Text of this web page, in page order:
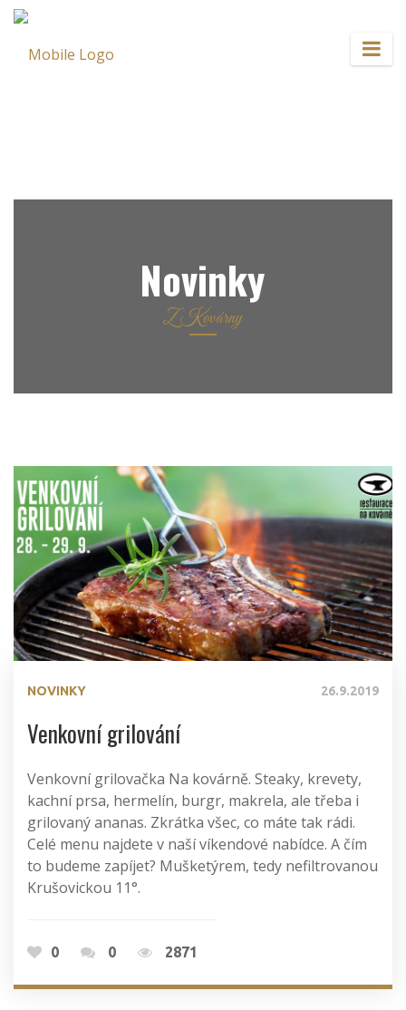
Novinky
Z Kovárny
NOVINKY 26.9.2019
Venkovní grilování
Venkovní grilovačka Na kovárně. Steaky, krevety,
kachní prsa, hermelín, burgr, makrela, ale třeba i
grilovaný ananas. Zkrátka všec, co máte tak rádi.
Celé menu najdete v naší víkendové nabídce. A čím
to budeme zapíjet? Mušketýrem, tedy nefiltrovanou
Krušovickou 11°.
0 0 2871